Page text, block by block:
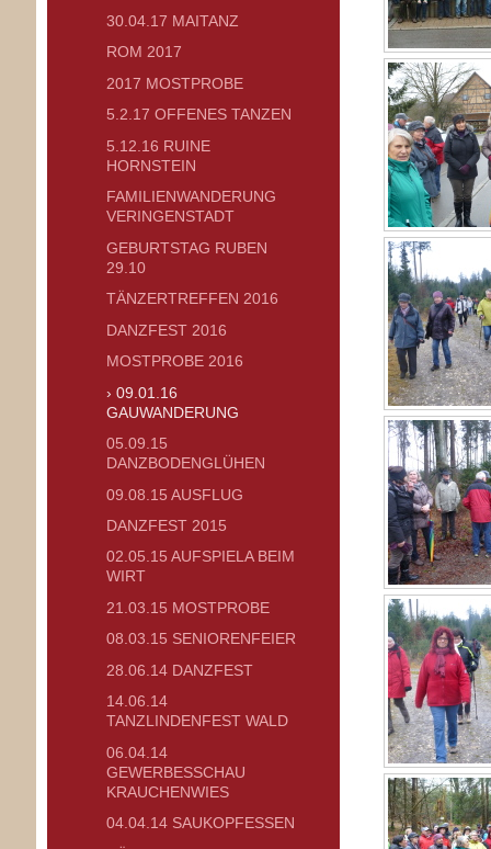
30.04.17 MAITANZ
ROM 2017
2017 MOSTPROBE
5.2.17 OFFENES TANZEN
5.12.16 RUINE
HORNSTEIN
FAMILIENWANDERUNG
VERINGENSTADT
GEBURTSTAG RUBEN
29.10
TÄNZERTREFFEN 2016
DANZFEST 2016
MOSTPROBE 2016
09.01.16
GAUWANDERUNG
05.09.15
DANZBODENGLÜHEN
09.08.15 AUSFLUG
DANZFEST 2015
02.05.15 AUFSPIELA BEIM
WIRT
21.03.15 MOSTPROBE
08.03.15 SENIORENFEIER
28.06.14 DANZFEST
14.06.14
TANZLINDENFEST WALD
06.04.14
GEWERBESSCHAU
KRAUCHENWIES
04.04.14 SAUKOPFESSEN